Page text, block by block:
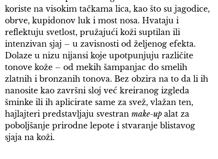
koriste na visokim tačkama lica, kao što su jagodice,
obrve, kupidonov luk i most nosa. Hvataju i
reflektuju svetlost, pružajući koži suptilan ili
intenzivan sjaj – u zavisnosti od željenog efekta.
Dolaze u nizu nijansi koje upotpunjuju različite
tonove kože – od mekih šampanjac do smelih
zlatnih i bronzanih tonova. Bez obzira na to da li ih
nanosite kao završni sloj već kreiranog izgleda
šminke ili ih aplicirate same za svež, vlažan ten,
hajlajteri predstavljaju svestran make-up alat za
poboljšanje prirodne lepote i stvaranje blistavog
sjaja na koži.